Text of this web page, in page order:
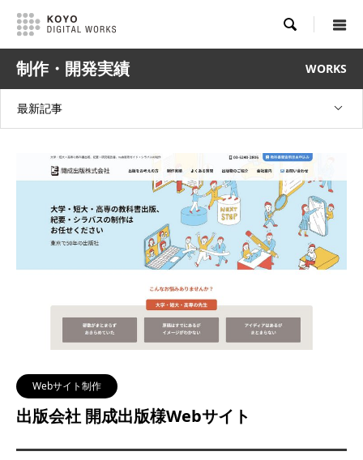

制作・開発実績 WORKS
最新記事
Webサイト制作
出版会社 開成出版様Webサイト